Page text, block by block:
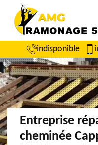
indisponible
Entreprise
cheminée